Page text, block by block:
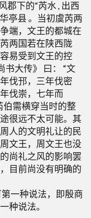
郡下的“芮水 , 出西
亭县 。当初虞芮两
端，文王的都城在
两国若在陕西陇
易受到文王的控
书大传》 曰： “文
伐邘，三年伐密
伐崇，七年而
伯需横穿当时的整
很远不太可能。其
人的文明礼让的民
文王，周文王也没
尚礼之风的影响罢
目前尚没有明确的
一种说法，即殷商
种说法。